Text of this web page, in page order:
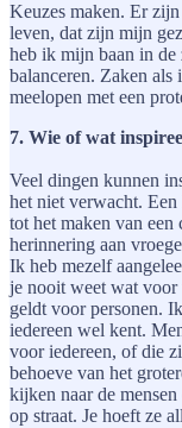
Keuzes maken. Er
leven, dat zijn mijn
heb ik mijn baan in de
balanceren. Zaken als
meelopen met een
7. Wie of wat
Veel dingen kunnen
het niet verwacht.
tot het maken van
herinnering aan
Ik heb mezelf
je nooit weet wat voor
geldt voor personen.
iedereen wel kent.
voor iedereen, of die
behoeve van het
kijken naar de
op straat. Je hoeft ze